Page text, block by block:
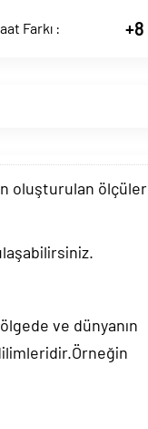
Farkı : +8
oluşturulan ölçüler
ve dünyanın